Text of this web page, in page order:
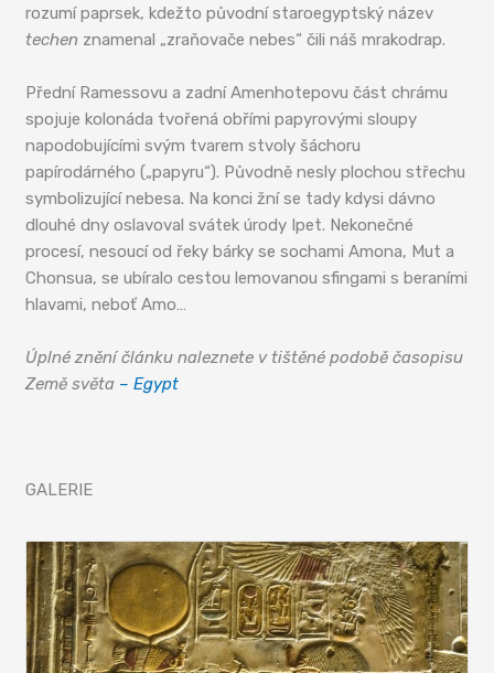
rozumí paprsek, kdežto původní staroegyptský název
techen znamenal „zraňovače nebes“ čili náš mrakodrap.
Přední Ramessovu a zadní Amenhotepovu část chrámu
spojuje kolonáda tvořená obřími papyrovými sloupy
napodobujícími svým tvarem stvoly šáchoru
papírodárného („papyru“). Původně nesly plochou střechu
symbolizující nebesa. Na konci žní se tady kdysi dávno
dlouhé dny oslavoval svátek úrody Ipet. Nekonečné
procesí, nesoucí od řeky bárky se sochami Amona, Mut a
Chonsua, se ubíralo cestou lemovanou sfingami s beraními
hlavami, neboť Amo…
Úplné znění článku naleznete v tištěné podobě časopisu
Země světa – Egypt
GALERIE